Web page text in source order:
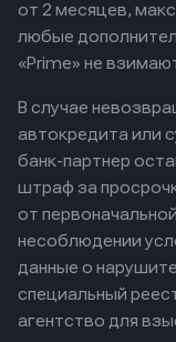
от 2 месяцев,
любые
«Prime» не
В случае
автокредита или
банк-партнер
штраф за
от
несоблюдении
данные о
специальный
агентство для